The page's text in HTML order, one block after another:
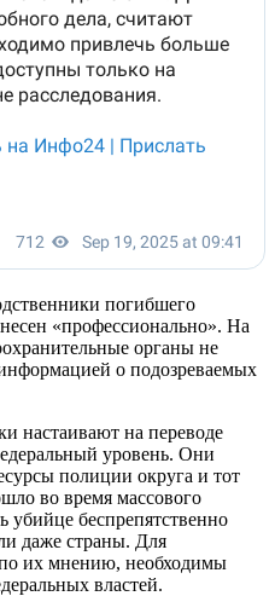
погибшего
«профессионально». На
органы не
о подозреваемых
настаивают на переводе
уровень. Они
полиции округа и тот
во время массового
убийце беспрепятственно
даже страны. Для
их мнению, необходимы
властей.